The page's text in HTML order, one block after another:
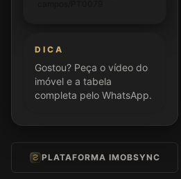
DICA
Gostou? Peça o vídeo do
imóvel e a tabela
completa pelo WhatsApp.
PLATAFORMA IMOBSYNC